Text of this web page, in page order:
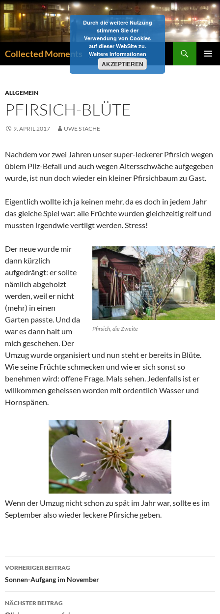
Zum
Inhalt
springen
Collected Moments
ALLGEMEIN
PFIRSICH-BLÜTE
9. APRIL 2017 UWE STACHE
Nachdem vor zwei Jahren unser super-leckerer Pfirsich wegen
üblem Pilz-Befall und auch wegen Altersschwäche aufgegeben
wurde, ist nun doch wieder ein kleiner Pfirsichbaum zu Gast.
Eigentlich wollte ich ja keinen mehr, da es doch in jedem Jahr
das gleiche Spiel war: alle Früchte wurden gleichzeitig reif und
mussten irgendwie vertilgt werden. Stress!
Pfirsich, die Zweite
Der neue wurde mir
dann kürzlich
aufgedrängt: er sollte
nämlich abgeholzt
werden, weil er nicht
(mehr) in einen
Garten passte. Und da
war es dann halt um
mich geschehen. Der
Umzug wurde organisiert und nun steht er bereits in Blüte.
Wie seine Früchte schmecken und wie er sich sonst so
benehmen wird: offene Frage. Mals sehen. Jedenfalls ist er
willkommen geheissen worden mit ordentlich Wasser und
Hornspänen.
Wenn der Umzug nicht schon zu spät im Jahr war, sollte es im
September also wieder leckere Pfirsiche geben.
Beitragsnavigation
VORHERIGER BEITRAG
Sonnen-Aufgang im November
NÄCHSTER BEITRAG
Durch die weitere Nutzung
stimmen Sie der
Verwendung von Cookies
auf dieser WebSite zu.
Weitere Informationen
AKZEPTIEREN